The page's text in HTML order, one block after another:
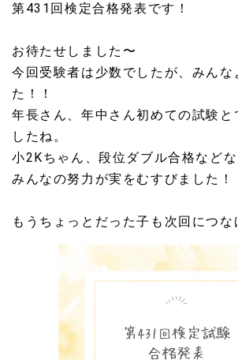
第431回検定合格発表です！
お待たせしました〜
今回受験者は少数でしたが、みんな
た！！
年長さん、年中さん初めての試験と
したね。
小2Kちゃん、段位ダブル合格など
みんなの努力が実をむすびました！
もうちょっとだった子も次回につな